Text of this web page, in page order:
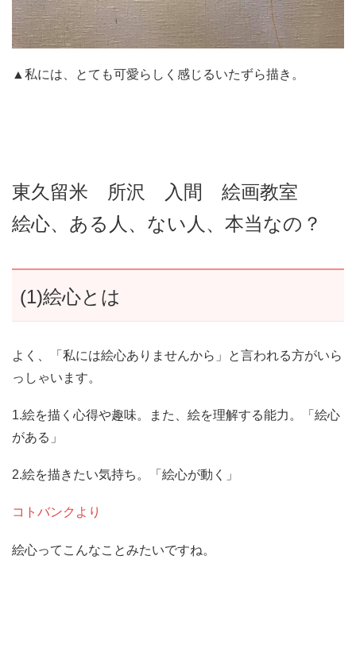
▲私には、とても可愛らしく感じるいたずら描き。
東久留米 所沢 入間 絵画教室
絵心、ある人、ない人、本当なの？
(1)絵心とは
よく、「私には絵心ありませんから」と言われる方がいら
っしゃいます。
1.絵を描く心得や趣味。また、絵を理解する能力。「絵心
がある」
2.絵を描きたい気持ち。「絵心が動く」
コトバンクより
絵心ってこんなことみたいですね。